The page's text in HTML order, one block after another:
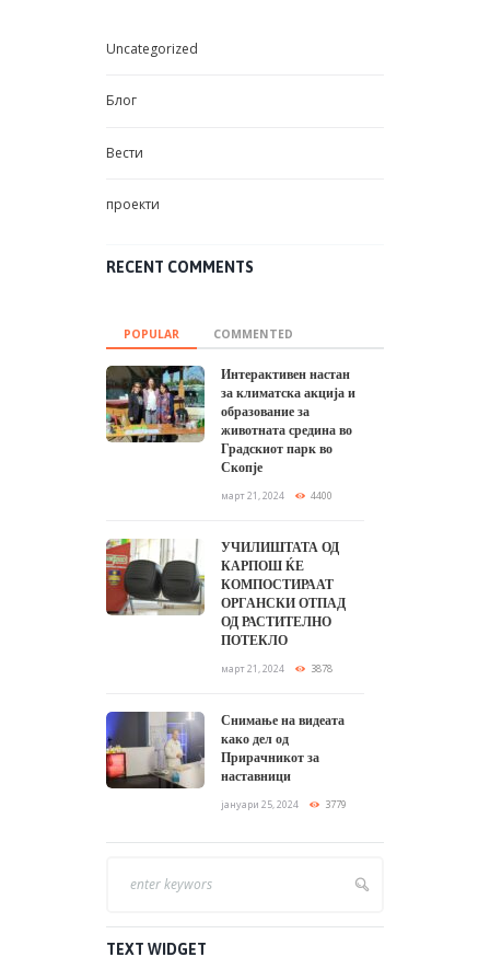
Uncategorized
Блог
Вести
проекти
RECENT COMMENTS
POPULAR COMMENTED
Интерактивен настан
за климатска акција и
образование за
животната средина во
Градскиот парк во
Скопје
март 21, 2024 4400
УЧИЛИШТАТА ОД
КАРПОШ ЌЕ
КОМПОСТИРААТ
ОРГАНСКИ ОТПАД
ОД РАСТИТЕЛНО
ПОТЕКЛО
март 21, 2024 3878
Снимање на видеата
како дел од
Прирачникот за
наставници
јануари 25, 2024 3779
TEXT WIDGET